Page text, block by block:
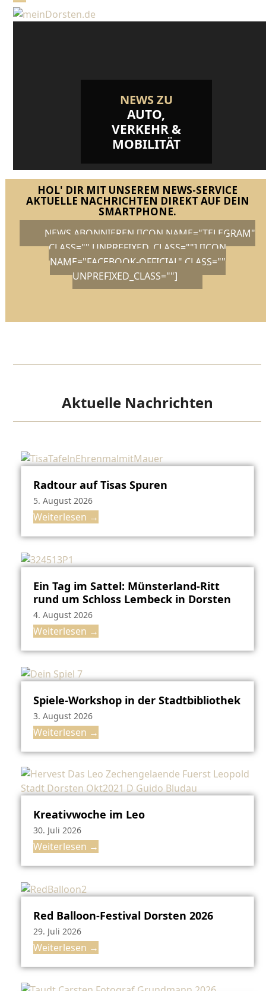
SkipOpen
Close
NEWS ZU
AUTO,
VERKEHR &
MOBILITÄT
HOL' DIR MIT UNSEREM NEWS-SERVICE
AKTUELLE NACHRICHTEN DIREKT AUF DEIN
SMARTPHONE.
NEWS ABONNIEREN [ICON NAME="TELEGRAM"
CLASS="" UNPREFIXED_CLASS=""] [ICON
NAME="FACEBOOK-OFFICIAL" CLASS=""
UNPREFIXED_CLASS=""]
Aktuelle Nachrichten
Radtour auf Tisas Spuren
5. August 2026
Weiterlesen →
Ein Tag im Sattel: Münsterland-Ritt
rund um Schloss Lembeck in Dorsten
4. August 2026
Weiterlesen →
Spiele-Workshop in der Stadtbibliothek
3. August 2026
Weiterlesen →
Kreativwoche im Leo
30. Juli 2026
Weiterlesen →
Red Balloon-Festival Dorsten 2026
29. Juli 2026
Weiterlesen →